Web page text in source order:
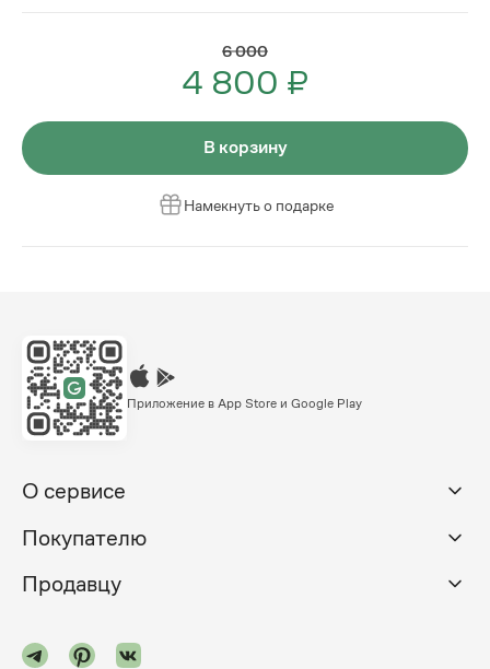
6 000
4 800 ₽
В корзину
Намекнуть о подарке
Приложение в App Store и Google Play
О сервисе
Покупателю
Продавцу